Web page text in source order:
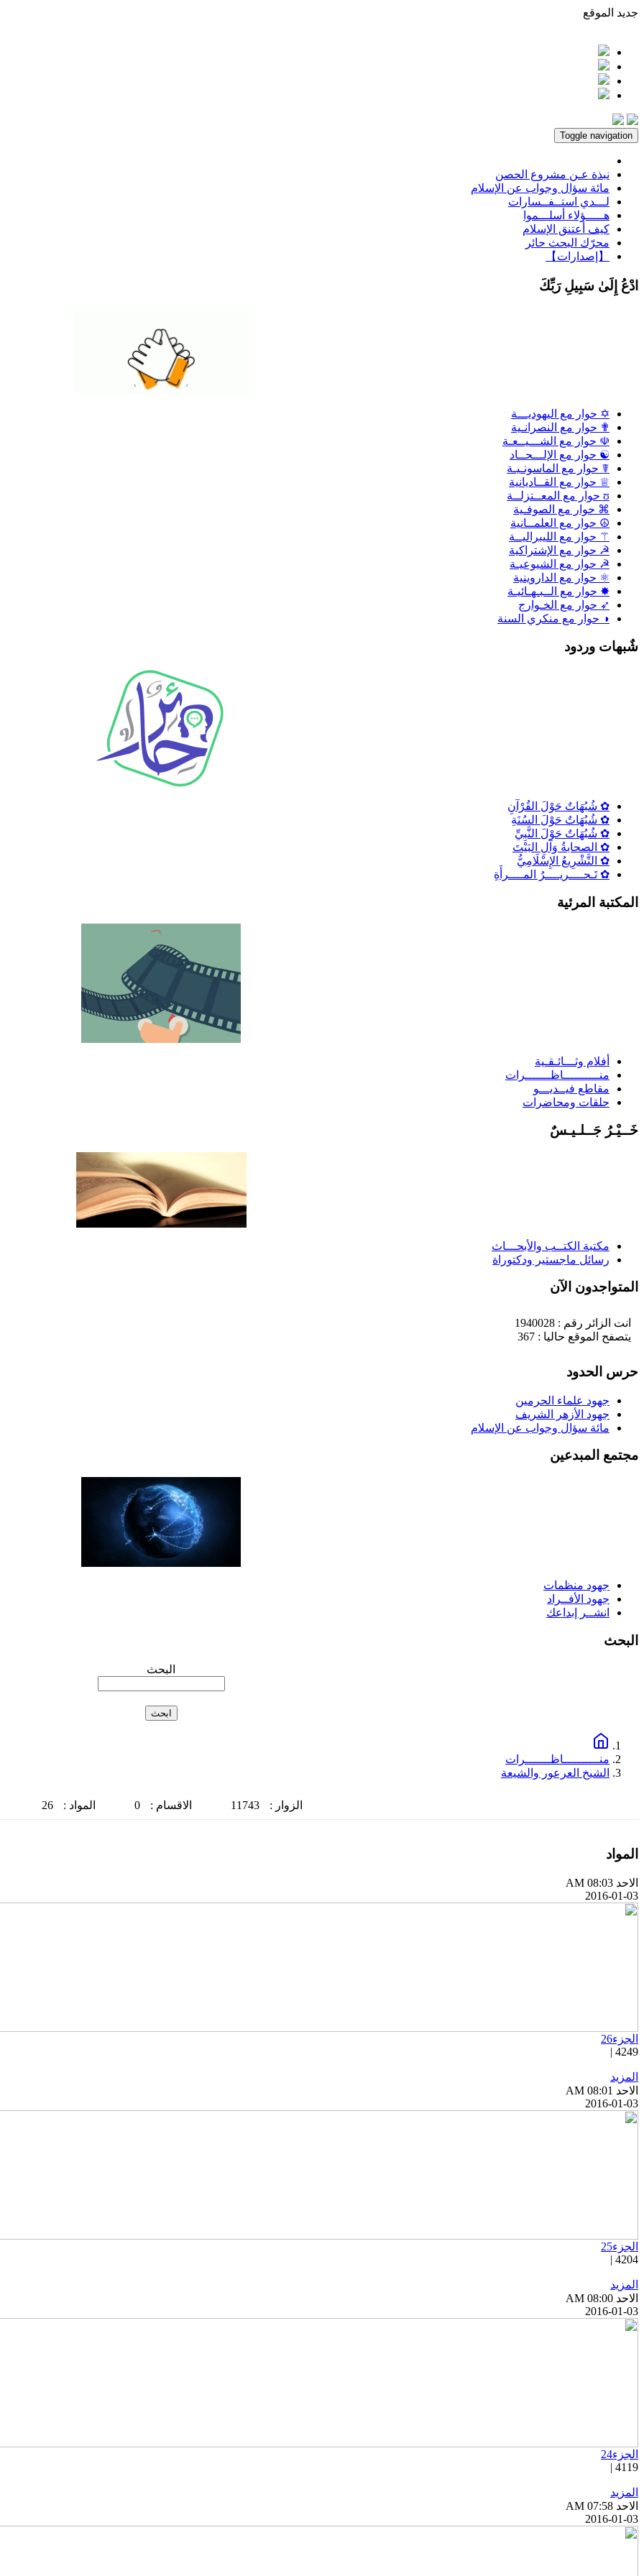
جديد الموقع
Toggle navigation
نبذة عـن مشروع الحصن
مائة سؤال وجواب عن الإسلام
لـــدي استــفــسارات
هـــــؤلاء أسلـــموا
كيف أعتنق الإسلام
محرّك البحث حائر
【إصدارات】
ادْعُ إِلَىٰ سَبِيلِ رَبِّكَ
✡ حوار مع اليهوديـــة
✟ حوار مع النصرانـية
☫ حوار مع الشـــيــعـة
☯ حوار مع الإلـــحــاد
☤ حوار مع الماسونـيـة
♕ حوار مع القــاديانية
ʊ حوار مع المعــتزلــة
⌘ حوار مع الصوفـية
☮ حوار مع العلمــانية
⚚ حوار مع الليبراليــة
☭ حوار مع الإشتراكية
☭ حوار مع الشيوعيـة
⚛ حوار مع الداروينية
✸ حوار مع الــبـهـائيـة
➶ حوار مع الخـوارج
◑ حوار مع منكري السنة
شٌبهات وردود
✿ شُبُهَاتٌ حَوْلَ القُرْآنِ
✿ شُبُهَاتٌ حَوْلَ السُنَةِ
✿ شُبُهَاتٌ حَوْلَ النَّبِيِّ
✿ الصحابةُ وَآلِ البَيْتَ
✿ التَّشْرِيعُ الإِسْلَامِيُّ
✿ تَـحــــريــــرُ المــــرأَةِ
المكتبة المرئية
أفلام وثـــائـقـية
منــــــــــاظـــــــرات
مقاطع فيــديـــو
حلقات ومحاضرات
خَــيْـرُ جَــلـيـسٌ
مكتبة الكتــب والأبحـــاث
رسائل ماجستير ودكتوراة
المتواجدون الآن
انت الزائر رقم : 1940028
يتصفح الموقع حاليا : 367
حرس الحدود
جهود علماء الحرمين
جهود الأزهر الشريف
مائة سؤال وجواب عن الإسلام
مجتمع المبدعين
جهود منظمات
جهود الأفــراد
انشــر إبداعك
البحث
البحث
منــــــــــاظـــــــرات
الشيخ العرعور والشيعة
الزوار : 11743 الاقسام : 0 المواد :
26
المواد
الاحد AM 08:03
2016-01-03
الجزء26
4249 |
المزيد
الاحد AM 08:01
2016-01-03
الجزء25
4204 |
المزيد
الاحد AM 08:00
2016-01-03
الجزء24
4119 |
المزيد
الاحد AM 07:58
2016-01-03